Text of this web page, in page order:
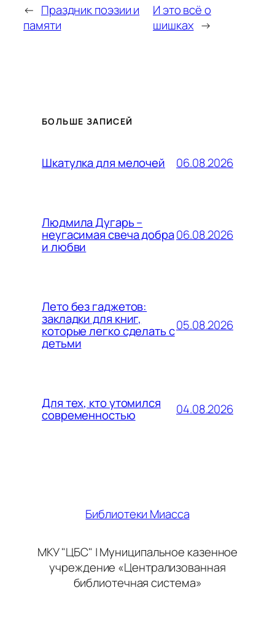
← Праздник поэзии и
памяти
И это всё о
шишках →
БОЛЬШЕ ЗАПИСЕЙ
Шкатулка для мелочей 06.08.2026
Людмила Дугарь –
неугасимая свеча добра
и любви
06.08.2026
Лето без гаджетов:
закладки для книг,
которые легко сделать с
детьми
05.08.2026
Для тех, кто утомился
современностью 04.08.2026
Библиотеки Миасса
МКУ "ЦБС" | Муниципальное казенное
учреждение «Централизованная
библиотечная система»